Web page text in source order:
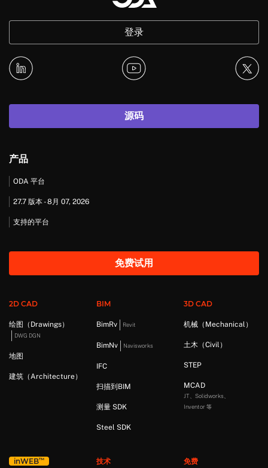
登录
源码
产品
ODA 平台
27.7 版本 - 8月 07, 2026
支持的平台
免费试用
2D CAD
绘图（Drawings）
DWG DGN
地图
建筑（Architecture）
BIM
BimRv Revit
BimNv Navisworks
IFC
扫描到BIM
测量 SDK
Steel SDK
3D CAD
机械（Mechanical）
土木（Civil）
STEP
MCAD
JT、Solidworks、
Inventor 等
inWEB™ 技术 免费